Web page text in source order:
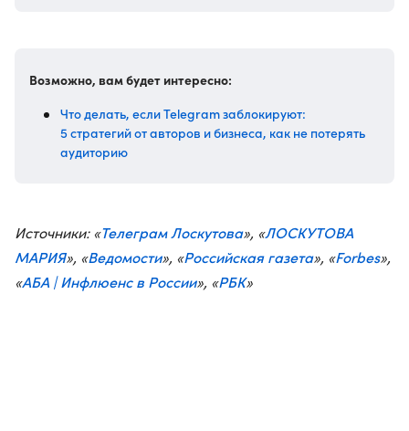
Возможно, вам будет интересно:
Что делать, если Telegram заблокируют:
5 стратегий от авторов и бизнеса, как не потерять
аудиторию
Источники: «Телеграм Лоскутова», «ЛОСКУТОВА
МАРИЯ», «Ведомости», «Российская газета», «Forbes»,
«АБА | Инфлюенс в России», «РБК»